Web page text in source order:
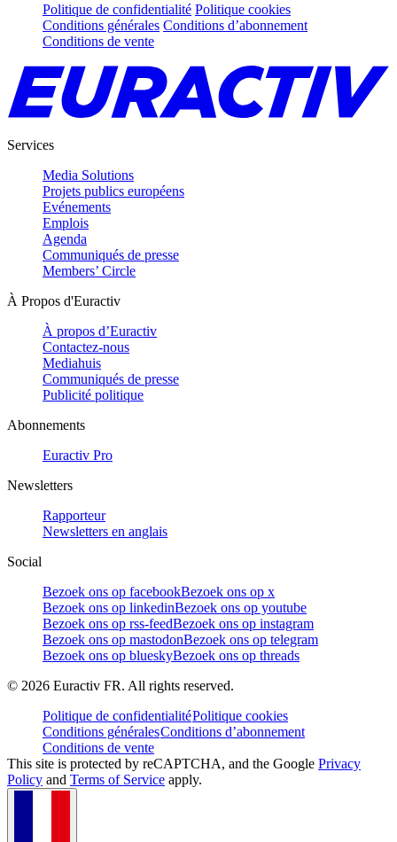
Politique de confidentialité Politique cookies
Conditions générales Conditions d’abonnement
Conditions de vente
Services
Media Solutions
Projets publics européens
Evénements
Emplois
Agenda
Communiqués de presse
Members’ Circle
À Propos d'Euractiv
À propos d’Euractiv
Contactez-nous
Mediahuis
Communiqués de presse
Publicité politique
Abonnements
Euractiv Pro
Newsletters
Rapporteur
Newsletters en anglais
Social
Bezoek ons op facebookBezoek ons op x
Bezoek ons op linkedinBezoek ons op youtube
Bezoek ons op rss-feedBezoek ons op instagram
Bezoek ons op mastodonBezoek ons op telegram
Bezoek ons op blueskyBezoek ons op threads
© 2026 Euractiv FR. All rights reserved.
Politique de confidentialitéPolitique cookies
Conditions généralesConditions d’abonnement
Conditions de vente
This site is protected by reCAPTCHA, and the Google Privacy
Policy and Terms of Service apply.